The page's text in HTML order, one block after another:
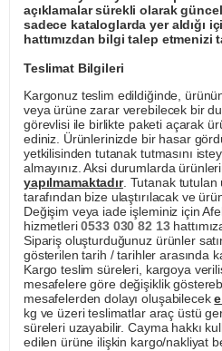
açıklamalar sürekli olarak
sadece kataloglarda yer aldığı
hattımızdan bilgi talep etmenizi
Teslimat Bilgileri
Kargonuz teslim edildiğinde,
veya ürüne zarar verebilecek bir
görevlisi ile birlikte paketi açarak
ediniz. Ürünlerinizde bir hasar
yetkilisinden tutanak tutmasını
almayınız. Aksi durumlarda
yapılmamaktadır. Tutanak tutulan
tarafından bize ulaştırılacak ve
Değişim veya iade işleminiz için
hizmetleri0533 030 82 13
Sipariş oluşturduğunuz ürünler
gösterilen tarih / tarihler arasında
Kargo teslim süreleri, kargoya
mesafelere göre değişiklik
mesafelerden dolayı oluşabilecek
kg ve üzeri teslimatlar araç üstü
süreleri uzayabilir. Cayma hakkı
edilen ürüne ilişkin kargo/nakliyat